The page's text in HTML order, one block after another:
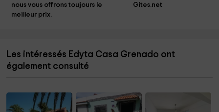
nous vous offrons toujours le
meilleur prix.
Gites.net
Les intéressés Edyta Casa Grenado ont
également consulté